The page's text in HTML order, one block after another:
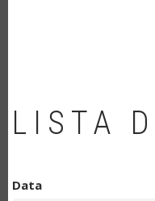
LISTA
Data